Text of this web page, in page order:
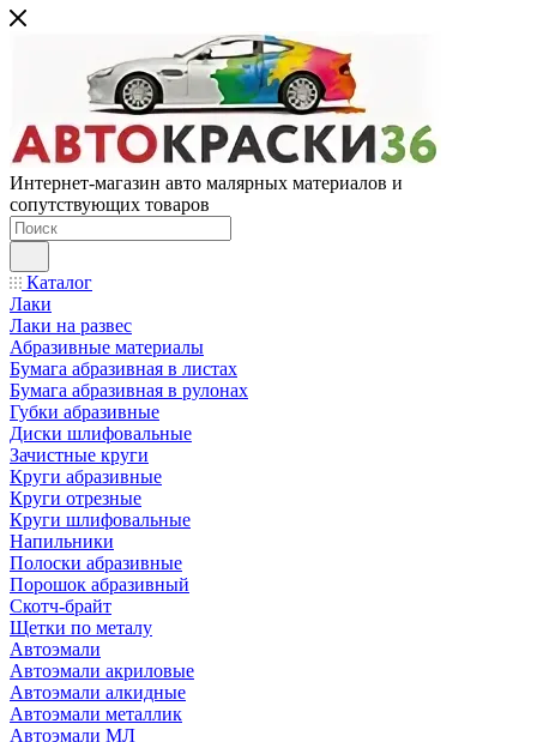
Интернет-магазин авто малярных материалов и
сопутствующих товаров
Каталог
Лаки
Лаки на развес
Абразивные материалы
Бумага абразивная в листах
Бумага абразивная в рулонах
Губки абразивные
Диски шлифовальные
Зачистные круги
Круги абразивные
Круги отрезные
Круги шлифовальные
Напильники
Полоски абразивные
Порошок абразивный
Скотч-брайт
Щетки по металу
Автоэмали
Автоэмали акриловые
Автоэмали алкидные
Автоэмали металлик
Автоэмали МЛ